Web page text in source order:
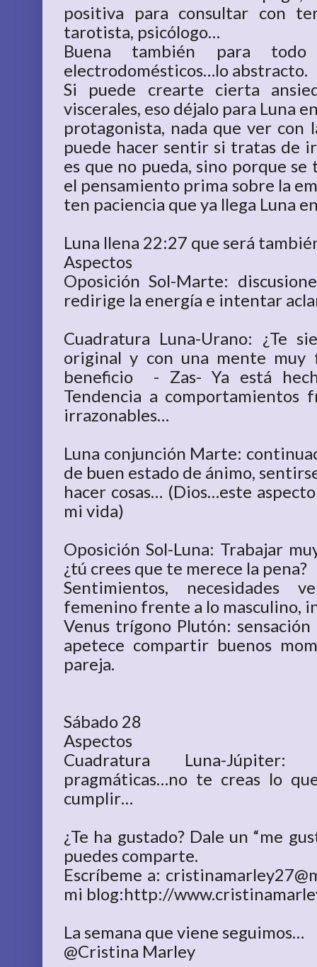
positiva para consultar con
tarotista, psicólogo…
Buena también para
electrodomésticos…lo abstracto.
Si puede crearte cierta
viscerales, eso déjalo para Luna
protagonista, nada que ver con
puede hacer sentir si tratas de
es que no pueda, sino porque
el pensamiento prima sobre la
ten paciencia que ya llega Luna
Luna llena 22:27 que será
Aspectos
Oposición Sol-Marte:
redirige la energía e intentar
Cuadratura Luna-Urano: ¿Te
original y con una mente muy
beneficio - Zas- Ya está
Tendencia a comportamientos
irrazonables…
Luna conjunción Marte:
de buen estado de ánimo,
hacer cosas… (Dios…este
mi vida)
Oposición Sol-Luna: Trabajar
¿tú crees que te merece la pena?
Sentimientos, necesidades
femenino frente a lo masculino,
Venus trígono Plutón:
apetece compartir buenos
pareja.
Sábado 28
Aspectos
Cuadratura Luna-Júpiter:
pragmáticas…no te creas lo
cumplir…
¿Te ha gustado? Dale un “me
puedes comparte.
Escríbeme a:
mi blog:http://
La semana que viene seguimos…
@Cristina Marley